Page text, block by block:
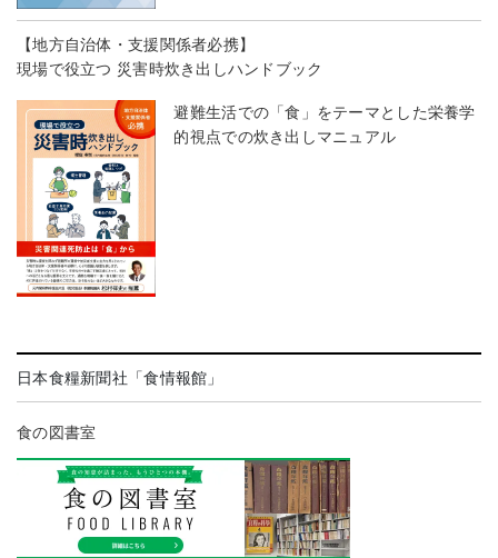
【地方自治体・支援関係者必携】
現場で役立つ 災害時炊き出しハンドブック
避難生活での「食」をテーマとした栄養学
的視点での炊き出しマニュアル
日本食糧新聞社「食情報館」
食の図書室